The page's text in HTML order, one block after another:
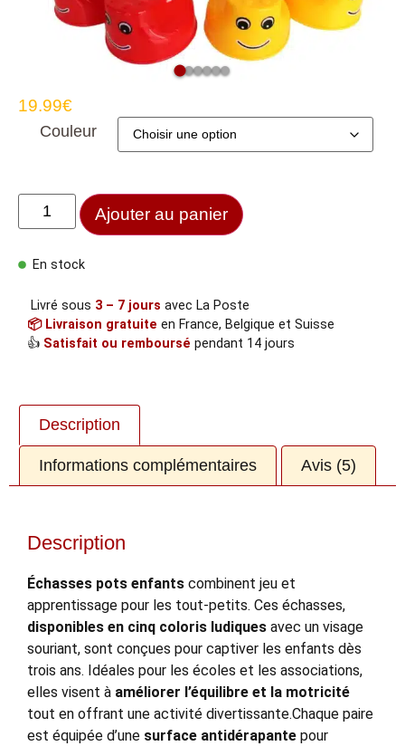
19.99€
Couleur
Ajouter au panier
En stock
Livré sous 3 – 7 jours avec La Poste
📦 Livraison gratuite en France, Belgique et Suisse
👍 Satisfait ou remboursé pendant 14 jours
Description
Informations complémentaires Avis (5)
Description
Échasses pots enfants combinent jeu et
apprentissage pour les tout-petits. Ces échasses,
disponibles en cinq coloris ludiques avec un visage
souriant, sont conçues pour captiver les enfants dès
trois ans. Idéales pour les écoles et les associations,
elles visent à améliorer l’équilibre et la motricité
tout en offrant une activité divertissante.Chaque paire
est équipée d’une surface antidérapante pour